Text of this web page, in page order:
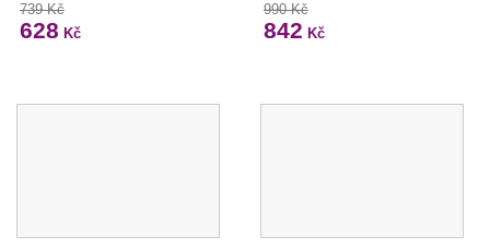
739 Kč
628 Kč
990 Kč
842 Kč